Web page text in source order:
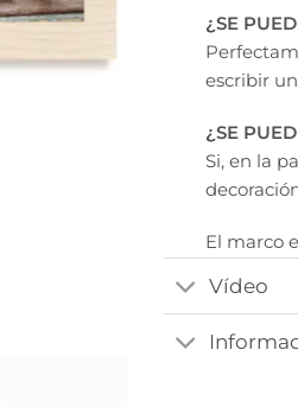
¿SE
escribir
¿SE
Si, en la
El marco
Nota
Vídeo